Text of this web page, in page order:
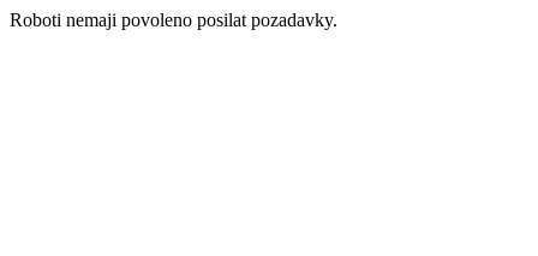
Roboti nemaji povoleno posilat pozadavky.